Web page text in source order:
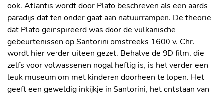
ook. Atlantis wordt door Plato beschreven als een aards
paradijs dat ten onder gaat aan natuurrampen. De theorie
dat Plato geïnspireerd was door de vulkanische
gebeurtenissen op Santorini omstreeks 1600 v. Chr.
wordt hier verder uiteen gezet. Behalve de 9D film, die
zelfs voor volwassenen nogal heftig is, is het verder een
leuk museum om met kinderen doorheen te lopen. Het
geeft een geweldig inkijkje in Santorini, het ontstaan van